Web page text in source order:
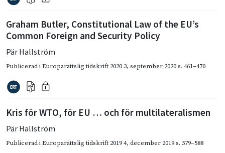
Graham Butler, Constitutional Law of the EU’s
Common Foreign and Security Policy
Pär Hallström
Publicerad iEuroparättslig tidskrift 2020 3, september 2020s. 461–470
Kris för WTO, för EU … och för multilateralismen
Pär Hallström
Publicerad iEuroparättslig tidskrift 2019 4, december 2019s. 579–588